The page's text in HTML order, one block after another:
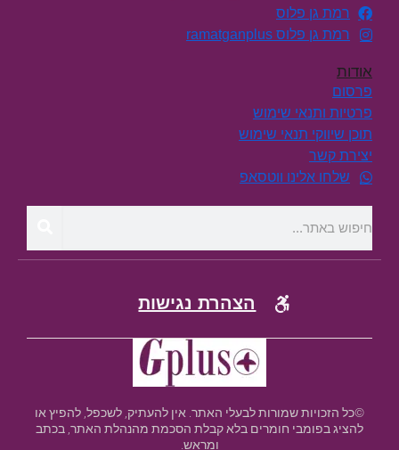
רמת גן פלוס
רמת גן פלוס ramatganplus
אודות
פרסום
פרטיות ותנאי שימוש
תוכן שיווקי תנאי שימוש
יצירת קשר
שלחו אלינו ווטסאפ
הצהרת נגישות
©כל הזכויות שמורות לבעלי האתר. אין להעתיק, לשכפל, להפיץ או
להציג בפומבי חומרים בלא קבלת הסכמת מהנהלת האתר, בכתב
ומראש.